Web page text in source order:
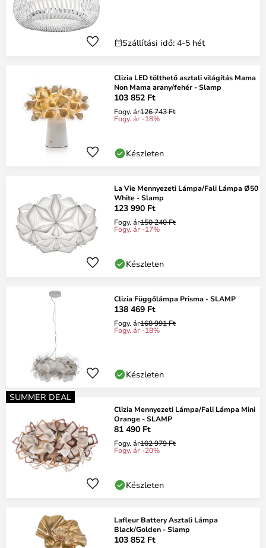
Szállítási idő: 4-5 hét
Clizia LED tölthető asztali világítás Mama
Non Mama arany/fehér - Slamp
103 852 Ft
Fogy. ár126 743 Ft
Fogy. ár -18%
Készleten
La Vie Mennyezeti Lámpa/Fali Lámpa Ø50
White - Slamp
123 990 Ft
Fogy. ár150 240 Ft
Fogy. ár -17%
Készleten
Clizia Függőlámpa Prisma - SLAMP
138 469 Ft
Fogy. ár168 991 Ft
Fogy. ár -18%
Készleten
SUMMER DEAL
Clizia Mennyezeti Lámpa/Fali Lámpa Mini
Orange - SLAMP
81 490 Ft
Fogy. ár102 979 Ft
Fogy. ár -20%
Készleten
Lafleur Battery Asztali Lámpa
Black/Golden - Slamp
103 852 Ft